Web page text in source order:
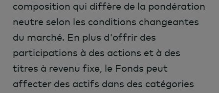
composition qui diffère de la pondération
neutre selon les conditions changeantes
du marché. En plus d'offrir des
participations à des actions et à des
titres à revenu fixe, le Fonds peut
affecter des actifs dans des catégories